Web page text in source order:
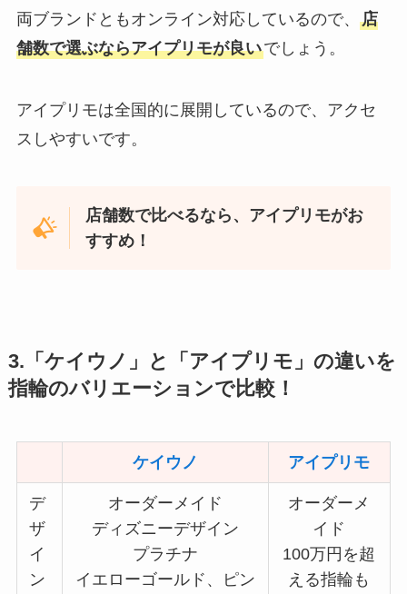
両ブランドともオンライン対応しているので、 店
舗数で選ぶならアイプリモが良いでしょう。
アイプリモは全国的に展開しているので、アクセ
スしやすいです。
店舗数で比べるなら、アイプリモがお
すすめ！
3.「ケイウノ」と「アイプリモ」の違いを
指輪のバリエーションで比較！
ケイウノ アイプリモ
デ
ザ
イ
ン
オーダーメイド
ディズニーデザイン
プラチナ
イエローゴールド、ピン
オーダーメ
イド
100万円を超
える指輪も